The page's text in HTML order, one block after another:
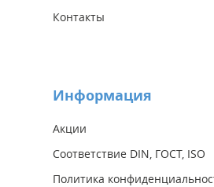
Контакты
Информация
Акции
Соответствие DIN, ГОСТ, ISO
Политика